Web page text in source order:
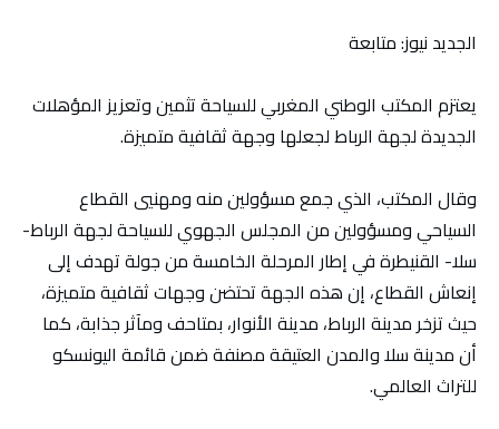
الجديد نيوز: متابعة
يعتزم المكتب الوطني المغربي للسياحة تثمين وتعزيز المؤهلات
الجديدة لجهة الرباط لجعلها وجهة ثقافية متميزة.
وقال المكتب، الذي جمع مسؤولين منه ومهنيي القطاع
السياحي ومسؤولين من المجلس الجهوي للسياحة لجهة الرباط-
سلا- القنيطرة في إطار المرحلة الخامسة من جولة تهدف إلى
إنعاش القطاع، إن هذه الجهة تحتضن وجهات ثقافية متميزة،
حيث تزخر مدينة الرباط، مدينة الأنوار، بمتاحف ومآثر جذابة، كما
أن مدينة سلا والمدن العتيقة مصنفة ضمن قائمة اليونسكو
للتراث العالمي.